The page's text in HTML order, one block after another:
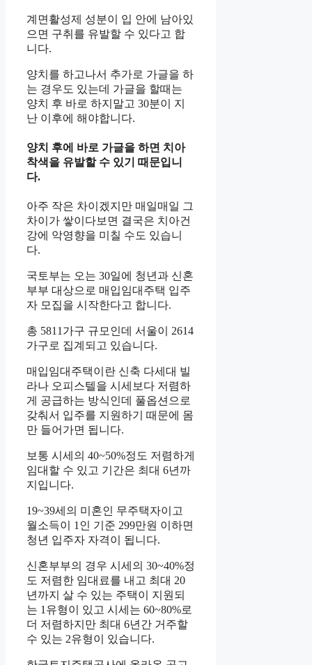
계면활성제 성분이 입 안에 남아있
으면 구취를 유발할 수 있다고 합
니다.
양치를 하고나서 추가로 가글을 하
는 경우도 있는데 가글을 할때는
양치 후 바로 하지말고 30분이 지
난 이후에 해야합니다.
양치 후에 바로 가글을 하면 치아
착색을 유발할 수 있기 때문입니
다.
아주 작은 차이겠지만 매일매일 그
차이가 쌓이다보면 결국은 치아건
강에 악영향을 미칠 수도 있습니
다.
국토부는 오는 30일에 청년과 신혼
부부 대상으로 매입임대주택 입주
자 모집을 시작한다고 합니다.
총 5811가구 규모인데 서울이 2614
가구로 집계되고 있습니다.
매입임대주택이란 신축 다세대 빌
라나 오피스텔을 시세보다 저렴하
게 공급하는 방식인데 풀옵션으로
갖춰서 입주를 지원하기 때문에 몸
만 들어가면 됩니다.
보통 시세의 40~50%정도 저렴하게
임대할 수 있고 기간은 최대 6년까
지입니다.
19~39세의 미혼인 무주택자이고
월소득이 1인 기준 299만원 이하면
청년 입주자 자격이 됩니다.
신혼부부의 경우 시세의 30~40%정
도 저렴한 임대료를 내고 최대 20
년까지 살 수 있는 주택이 지원되
는 1유형이 있고 시세는 60~80%로
더 저렴하지만 최대 6년간 거주할
수 있는 2유형이 있습니다.